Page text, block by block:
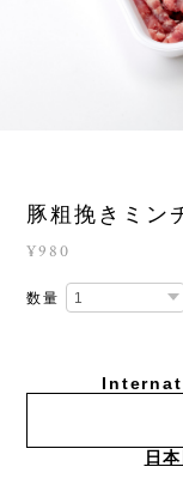
豚粗挽きミン
¥980
数量
日